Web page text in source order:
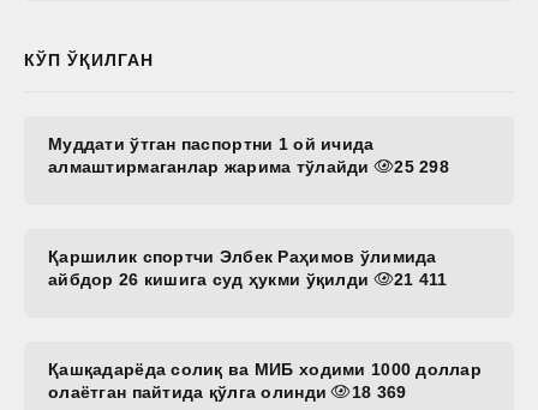
КЎП ЎҚИЛГАН
Муддати ўтган паспортни 1 ой ичида
алмаштирмаганлар жарима тўлайди
25 298
Қаршилик спортчи Элбек Раҳимов ўлимида
айбдор 26 кишига суд ҳукми ўқилди
21 411
Қашқадарёда солиқ ва МИБ ходими 1000 доллар
олаётган пайтида қўлга олинди
18 369